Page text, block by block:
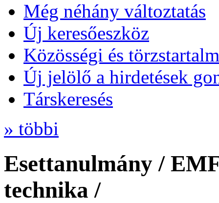
Még néhány változtatás
Új keresőeszköz
Közösségi és
Új jelölő a hirdetések
Társkeresés
» többi
Esettanulmány /
technika /